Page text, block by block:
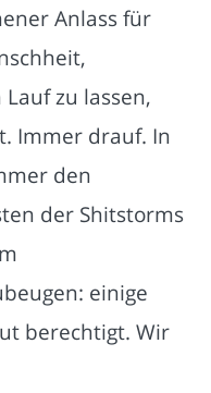
Anlass für
zu lassen,
Immer drauf. In
den
der Shitstorms
einige
berechtigt. Wir